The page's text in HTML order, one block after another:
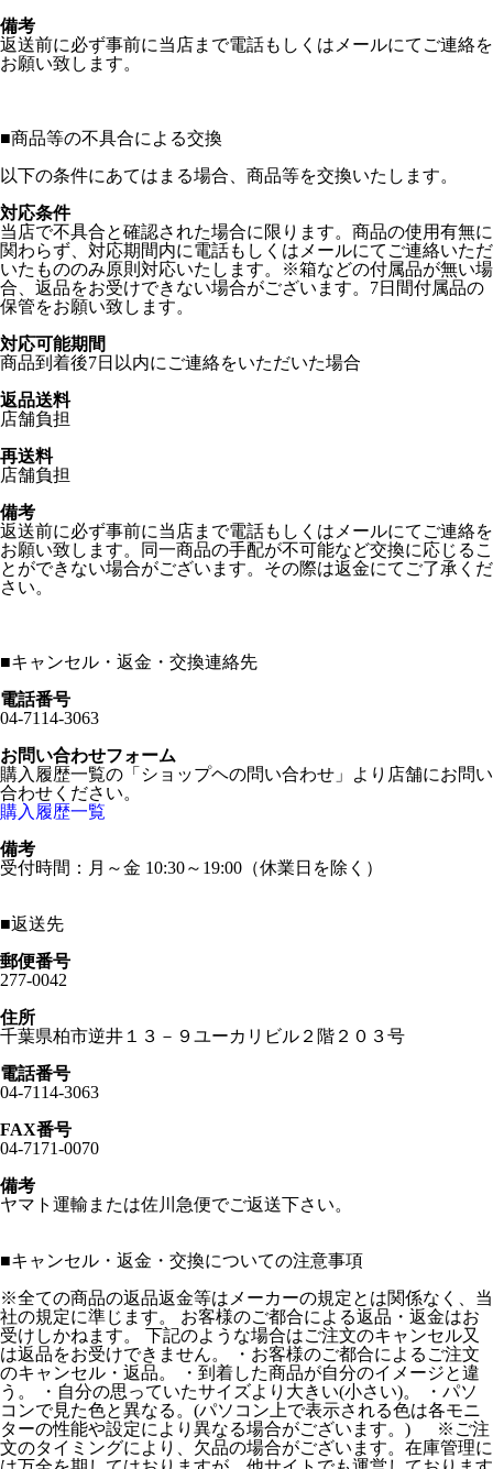
備考
返送前に必ず事前に当店まで電話もしくはメールにてご連絡を
お願い致します。
■商品等の不具合による交換
以下の条件にあてはまる場合、商品等を交換いたします。
対応条件
当店で不具合と確認された場合に限ります。商品の使用有無に
関わらず、対応期間内に電話もしくはメールにてご連絡いただ
いたもののみ原則対応いたします。※箱などの付属品が無い場
合、返品をお受けできない場合がございます。7日間付属品の
保管をお願い致します。
対応可能期間
商品到着後7日以内にご連絡をいただいた場合
返品送料
店舗負担
再送料
店舗負担
備考
返送前に必ず事前に当店まで電話もしくはメールにてご連絡を
お願い致します。同一商品の手配が不可能など交換に応じるこ
とができない場合がございます。その際は返金にてご了承くだ
さい。
■キャンセル・返金・交換連絡先
電話番号
04-7114-3063
お問い合わせフォーム
購入履歴一覧の「ショップヘの問い合わせ」より店舗にお問い
合わせください。
購入履歴一覧
備考
受付時間：月～金 10:30～19:00（休業日を除く）
■返送先
郵便番号
277-0042
住所
千葉県柏市逆井１３－９ユーカリビル２階２０３号
電話番号
04-7114-3063
FAX番号
04-7171-0070
備考
ヤマト運輸または佐川急便でご返送下さい。
■キャンセル・返金・交換についての注意事項
※全ての商品の返品返金等はメーカーの規定とは関係なく、当
社の規定に準じます。 お客様のご都合による返品・返金はお
受けしかねます。 下記のような場合はご注文のキャンセル又
は返品をお受けできません。 ・お客様のご都合によるご注文
のキャンセル・返品。 ・到着した商品が自分のイメージと違
う。 ・自分の思っていたサイズより大きい(小さい)。 ・パソ
コンで見た色と異なる。(パソコン上で表示される色は各モニ
ターの性能や設定により異なる場合がございます。) ※ご注
文のタイミングにより、欠品の場合がございます。在庫管理に